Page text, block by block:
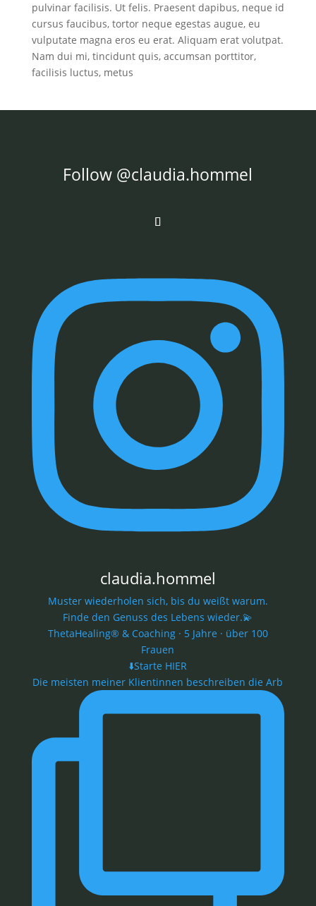
pulvinar facilisis. Ut felis. Praesent dapibus, neque id
cursus faucibus, tortor neque egestas augue, eu
vulputate magna eros eu erat. Aliquam erat volutpat.
Nam dui mi, tincidunt quis, accumsan porttitor,
facilisis luctus, metus
Follow @claudia.hommel
claudia.hommel
Muster wiederholen sich, bis du weißt warum.
Finde den Genuss des Lebens wieder.💫
ThetaHealing® & Coaching · 5 Jahre · über 100
Frauen
⬇️Starte HIER
Die meisten meiner Klientinnen beschreiben die Arb